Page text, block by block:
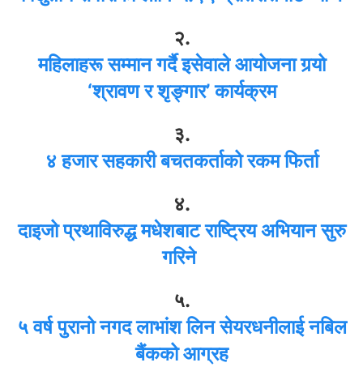
२.
महिलाहरू सम्मान गर्दै इसेवाले आयोजना गर्‍यो
‘श्रावण र शृङ्गार’ कार्यक्रम
३.
४ हजार सहकारी बचतकर्ताको रकम फिर्ता
४.
दाइजो प्रथाविरुद्ध मधेशबाट राष्ट्रिय अभियान सुरु
गरिने
५.
५ वर्ष पुरानो नगद लाभांश लिन सेयरधनीलाई नबिल
बैंकको आग्रह